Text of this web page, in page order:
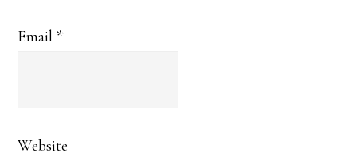
Email *
Website